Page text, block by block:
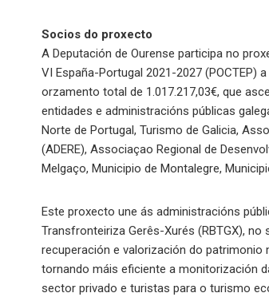
Socios do proxecto
A Deputación de Ourense participa no
VI España-Portugal 2021-2027 (POCTEP)
orzamento total de 1.017.217,03€, que
entidades e administracións públicas
Norte de Portugal, Turismo de Galicia,
(ADERE), Associaçao Regional de
Melgaço, Municipio de Montalegre,
Este proxecto une ás administracións
Transfronteiriza Gerês-Xurés (RBTGX),
recuperación e valorización do patrimonio
tornando máis eficiente a monitorización
sector privado e turistas para o turismo